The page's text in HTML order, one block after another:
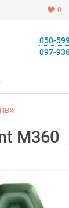
0
050-
097-
M360